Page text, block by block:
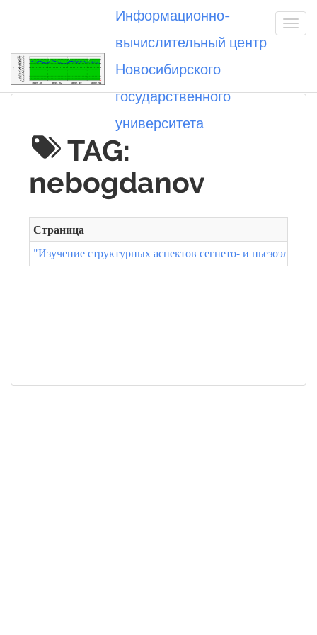
Информационно-
вычислительный центр
Новосибирского
государственного
университета
Вы посетили
TAG:
nebogdanov
Страница
"Изучение структурных аспектов сегнето- и